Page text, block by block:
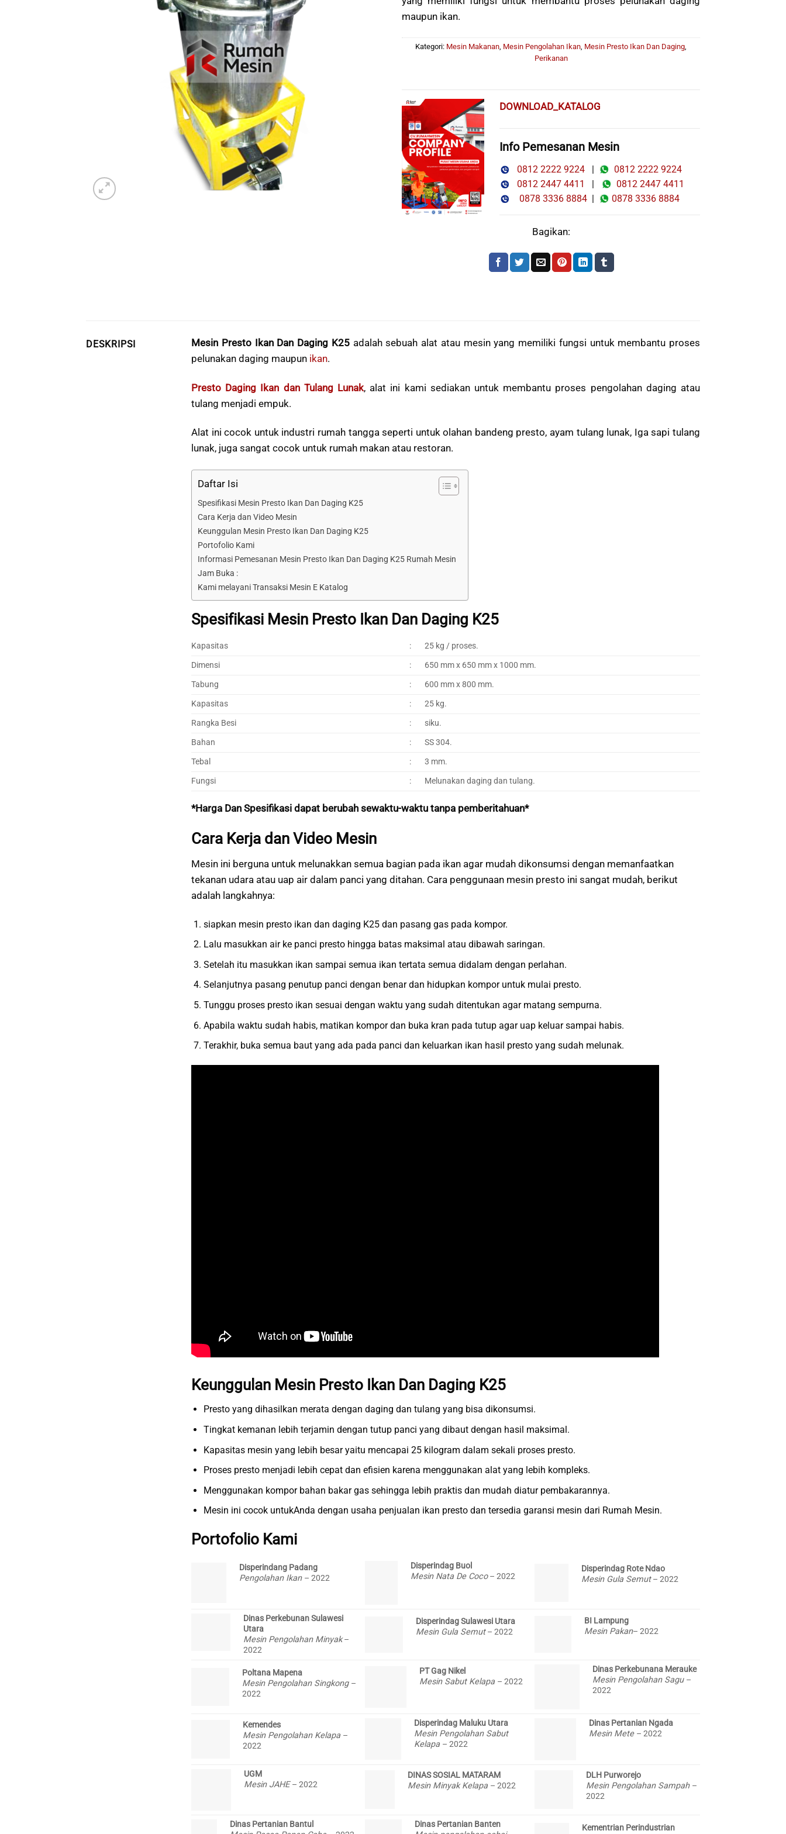
maupun ikan.
Kategori: Mesin Makanan, Mesin Pengolahan Ikan, Mesin Presto Ikan Dan Daging,
Perikanan
DOWNLOAD_KATALOG
Info Pemesanan Mesin
0812 2222 9224 |
0812 2222 9224
0812 2447 4411
|
0812 2447 4411
0878 3336 8884 | 0878 3336 8884
Bagikan:
DESKRIPSI Mesin Presto Ikan Dan Daging K25adalah sebuah alat atau mesin yang memiliki fungsi untuk membantu proses
pelunakan daging maupun ikan.
Presto Daging Ikan dan Tulang Lunak, alat ini kami sediakan untuk membantu proses pengolahan daging atau
tulang menjadi empuk.
Alat ini cocok untuk industri rumah tangga seperti untuk olahan bandeng presto, ayam tulang lunak, Iga sapi tulang
lunak, juga sangat cocok untuk rumah makan atau restoran.
Daftar Isi
Spesifikasi Mesin Presto Ikan Dan Daging K25
Cara Kerja dan Video Mesin
Keunggulan Mesin Presto Ikan Dan Daging K25
Portofolio Kami
Informasi Pemesanan Mesin Presto Ikan Dan Daging K25 Rumah Mesin
Jam Buka :
Kami melayani Transaksi Mesin E Katalog
Spesifikasi Mesin Presto Ikan Dan Daging K25
Kapasitas :
25 kg / proses.
Dimensi
:
650 mm x 650 mm x 1000 mm.
Tabung
:
600 mm x 800 mm.
Kapasitas
:
25 kg.
Rangka Besi
:
siku.
Bahan
:
SS 304.
Tebal
:
3 mm.
Fungsi
: Melunakan daging dan tulang.
*Harga Dan Spesifikasi dapat berubah sewaktu-waktu tanpa pemberitahuan*
Cara Kerja dan Video Mesin
Mesin ini berguna untuk melunakkan semua bagian pada ikan agar mudah dikonsumsi dengan memanfaatkan
tekanan udara atau uap air dalam panci yang ditahan. Cara penggunaan mesin presto ini sangat mudah, berikut
adalah langkahnya:
siapkan mesin presto ikan dan daging K25 dan pasang gas pada kompor.
Lalu masukkan air ke panci presto hingga batas maksimal atau dibawah saringan.
Setelah itu masukkan ikan sampai semua ikan tertata semua didalam dengan perlahan.
Selanjutnya pasang penutup panci dengan benar dan hidupkan kompor untuk mulai presto.
Tunggu proses presto ikan sesuai dengan waktu yang sudah ditentukan agar matang sempurna.
Apabila waktu sudah habis, matikan kompor dan buka kran pada tutup agar uap keluar sampai habis.
Terakhir, buka semua baut yang ada pada panci dan keluarkan ikan hasil presto yang sudah melunak.
Keunggulan Mesin Presto Ikan Dan Daging K25
Presto yang dihasilkan merata dengan daging dan tulang yang bisa dikonsumsi.
Tingkat kemanan lebih terjamin dengan tutup panci yang dibaut dengan hasil maksimal.
Kapasitas mesin yang lebih besar yaitu mencapai 25 kilogram dalam sekali proses presto.
Proses presto menjadi lebih cepat dan efisien karena menggunakan alat yang lebih kompleks.
Menggunakan kompor bahan bakar gas sehingga lebih praktis dan mudah diatur pembakarannya.
Mesin ini cocok untukAnda dengan usaha penjualan ikan presto dan tersedia garansi mesin dari Rumah Mesin.
Portofolio Kami
Disperindang Padang
Pengolahan Ikan – 2022
Disperindag Buol
Mesin Nata De Coco– 2022
Disperindag Rote Ndao
Mesin Gula Semut– 2022
Dinas Perkebunan Sulawesi
Utara
Mesin Pengolahan Minyak–
2022
Disperindag Sulawesi Utara
Mesin Gula Semut– 2022
BI Lampung
Mesin Pakan– 2022
Poltana Mapena
Mesin Pengolahan Singkong –
2022
PT Gag Nikel
Mesin Sabut Kelapa – 2022
Dinas Perkebunana Merauke
Mesin Pengolahan Sagu –
2022
Kemendes
Mesin Pengolahan Kelapa –
2022
Disperindag Maluku Utara
Mesin Pengolahan Sabut
Kelapa – 2022
Dinas Pertanian Ngada
Mesin Mete – 2022
UGM
Mesin JAHE– 2022
DINAS SOSIAL MATARAM
Mesin Minyak Kelapa – 2022
DLH Purworejo
Mesin Pengolahan Sampah –
2022
Dinas Pertanian Bantul
Dinas Pertanian Banten
Kementrian Perindustrian